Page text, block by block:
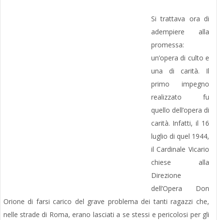
Si trattava ora di
adempiere alla
promessa:
un’opera di culto e
una di carità. Il
primo impegno
realizzato fu
quello dell’opera di
carità. Infatti, il 16
luglio di quel 1944,
il Cardinale Vicario
chiese alla
Direzione
dell’Opera Don
Orione di farsi carico del grave problema dei tanti ragazzi che,
nelle strade di Roma, erano lasciati a se stessi e pericolosi per gli